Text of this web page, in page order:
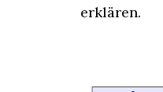
erklären.